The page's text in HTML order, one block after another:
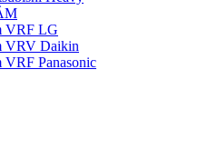
VRF LG
VRV Daikin
VRF Panasonic